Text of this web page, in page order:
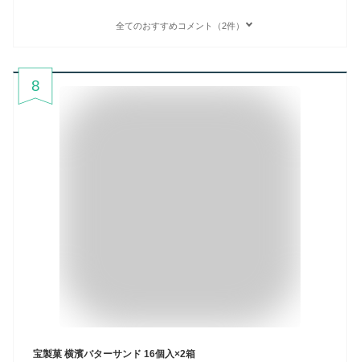
全てのおすすめコメント（2件）
8
宝製菓 横濱バターサンド 16個入×2箱